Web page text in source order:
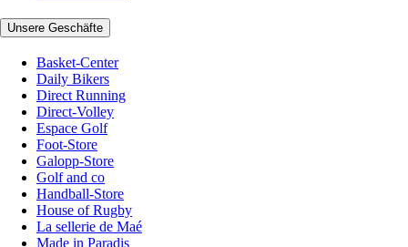
Unsere Geschäfte
Basket-Center
Daily Bikers
Direct Running
Direct-Volley
Espace Golf
Foot-Store
Galopp-Store
Golf and co
Handball-Store
House of Rugby
La sellerie de Maé
Made in Paradis